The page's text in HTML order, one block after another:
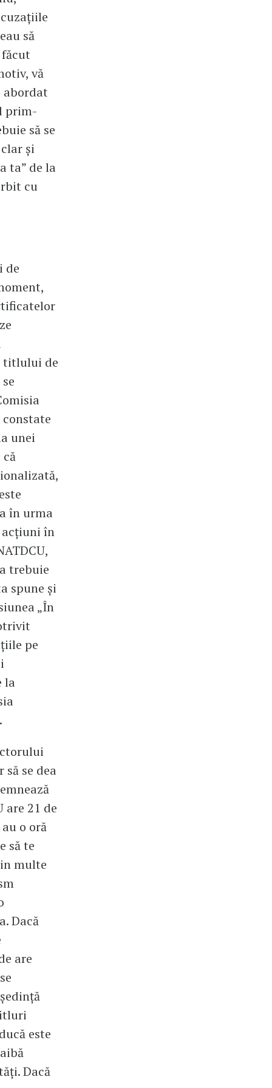
să
vă
abordat
prim-
să se
și
ta” de la
cu
de
titlului de
unei
în urma
acțiuni în
trebuie
spune și
„În
pe
la
se dea
are 21 de
o oră
să te
multe
Dacă
are
este
Dacă